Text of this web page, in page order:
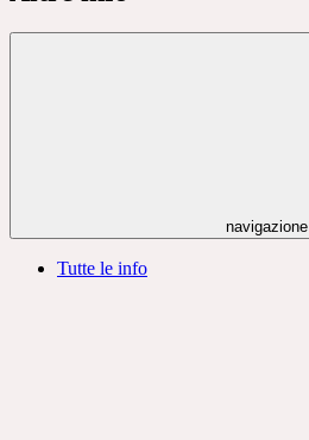
navigazione
Tutte le info